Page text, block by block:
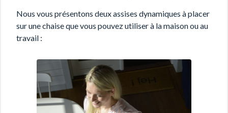
Nous vous présentons deux assises dynamiques à placer
sur une chaise que vous pouvez utiliser à la maison ou au
travail :